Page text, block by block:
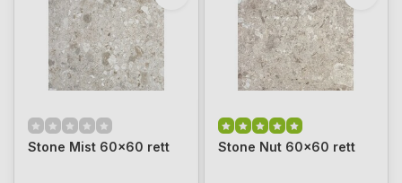
Stone Mist 60x60 rett Stone Nut 60x60 rett